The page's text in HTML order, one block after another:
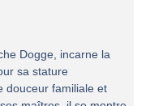
Dogge, incarne la
sa stature
douceur familiale et